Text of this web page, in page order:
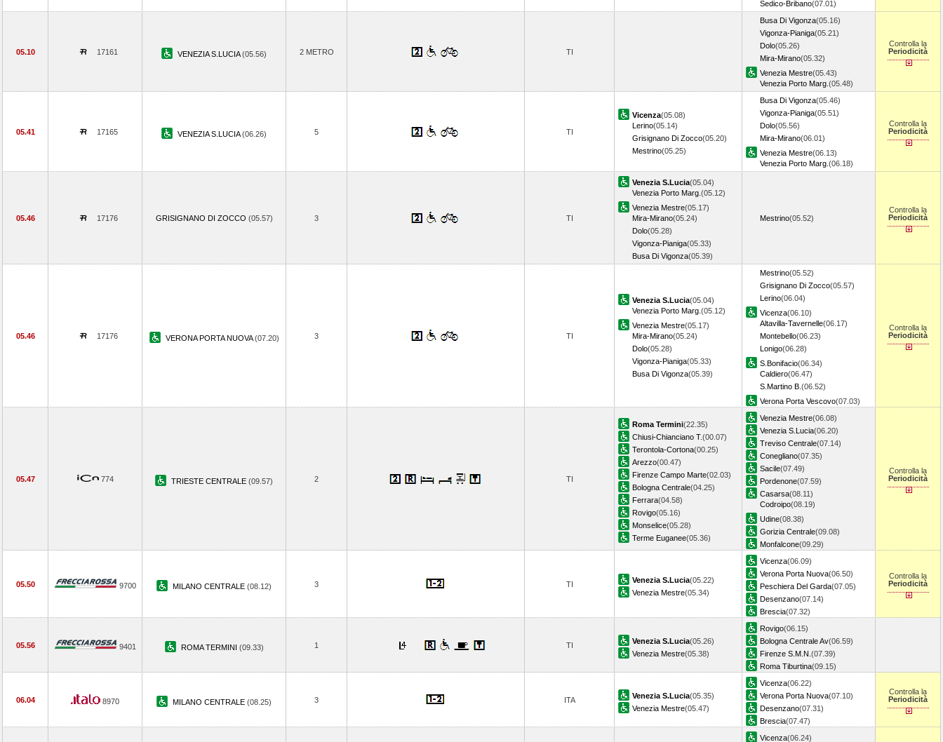
Sedico-Bribano(07.01)
05.10 17161 VENEZIA S.LUCIA(05.56) 2 METRO TI
Busa Di Vigonza(05.16)
Vigonza-Pianiga(05.21)
Dolo(05.26)
Mira-Mirano(05.32)
Venezia Mestre(05.43)
Venezia Porto Marg. (05.48)
Controlla la
Periodicità
05.41 17165 VENEZIA S.LUCIA(06.26) 5 TI
Vicenza(05.08)
Lerino(05.14)
Grisignano Di Zocco(05.20)
Mestrino(05.25)
Busa Di Vigonza(05.46)
Vigonza-Pianiga(05.51)
Dolo(05.56)
Mira-Mirano(06.01)
Venezia Mestre(06.13)
Venezia Porto Marg. (06.18)
Controlla la
Periodicità
05.46 17176 GRISIGNANO DI ZOCCO (05.57) 3 TI
Venezia S.Lucia(05.04)
Venezia Porto Marg. (05.12)
Venezia Mestre(05.17)
Mira-Mirano(05.24)
Dolo(05.28)
Vigonza-Pianiga(05.33)
Busa Di Vigonza(05.39)
Mestrino(05.52)
Controlla la
Periodicità
05.46 17176 VERONA PORTA NUOVA(07.20) 3 TI
Venezia S.Lucia(05.04)
Venezia Porto Marg. (05.12)
Venezia Mestre(05.17)
Mira-Mirano(05.24)
Dolo(05.28)
Vigonza-Pianiga(05.33)
Busa Di Vigonza(05.39)
Mestrino(05.52)
Grisignano Di Zocco(05.57)
Lerino(06.04)
Vicenza(06.10)
Altavilla-Tavernelle(06.17)
Montebello(06.23)
Lonigo(06.28)
S.Bonifacio(06.34)
Caldiero(06.47)
S.Martino B. (06.52)
Verona Porta Vescovo(07.03)
Controlla la
Periodicità
05.47 774 TRIESTE CENTRALE (09.57) 2 TI
Roma Termini(22.35)
Chiusi-Chianciano T.(00.07)
Terontola-Cortona(00.25)
Arezzo(00.47)
Firenze Campo Marte(02.03)
Bologna Centrale(04.25)
Ferrara(04.58)
Rovigo(05.16)
Monselice(05.28)
Terme Euganee(05.36)
Venezia Mestre(06.08)
Venezia S.Lucia(06.20)
Treviso Centrale(07.14)
Conegliano(07.35)
Sacile(07.49)
Pordenone(07.59)
Casarsa(08.11)
Codroipo(08.19)
Udine(08.38)
Gorizia Centrale(09.08)
Monfalcone(09.29)
Controlla la
Periodicità
05.50 9700 MILANO CENTRALE (08.12) 3 TI Venezia S.Lucia(05.22)
Venezia Mestre(05.34)
Vicenza(06.09)
Verona Porta Nuova(06.50)
Peschiera Del Garda(07.05)
Desenzano(07.14)
Brescia(07.32)
Controlla la
Periodicità
05.56 9401 ROMA TERMINI (09.33) 1 TI Venezia S.Lucia(05.26)
Venezia Mestre(05.38)
Rovigo(06.15)
Bologna Centrale Av(06.59)
Firenze S.M.N. (07.39)
Roma Tiburtina(09.15)
06.04 8970 MILANO CENTRALE (08.25) 3 ITA Venezia S.Lucia(05.35)
Venezia Mestre(05.47)
Vicenza(06.22)
Verona Porta Nuova(07.10)
Desenzano(07.31)
Brescia(07.47)
Controlla la
Periodicità
Vicenza(06.24)